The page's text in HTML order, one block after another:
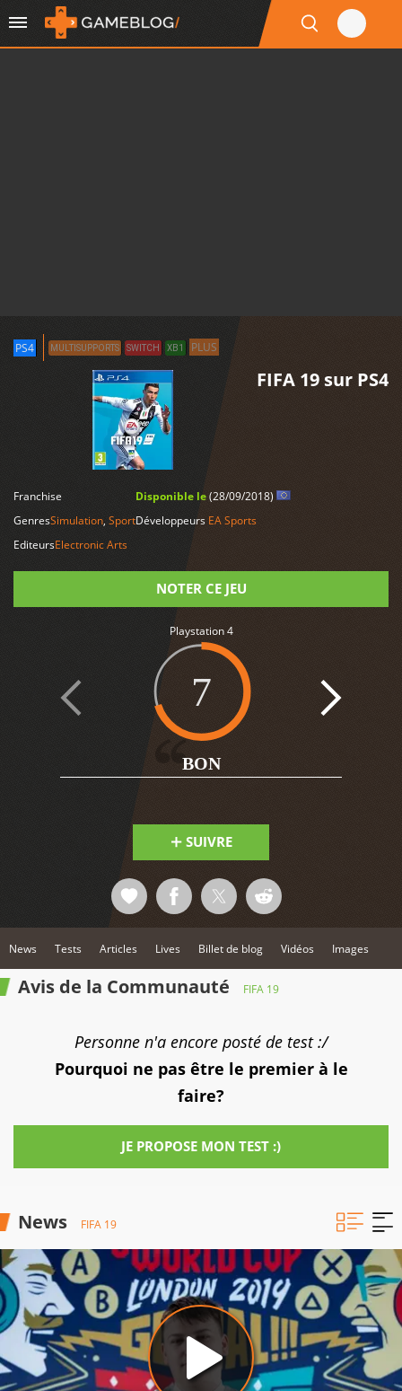
PS4 MULTISUPPORTS SWITCH XB1 PLUS
FIFA 19 sur PS4
Franchise
GenresSimulation, Sport
EditeursElectronic Arts
Disponible le(28/09/2018)
Développeurs EA Sports
NOTER CE JEU
Playstation 4
7
BON
SUIVRE
News Tests Articles Lives Billet de blog Vidéos Images
Avis de la Communauté FIFA 19
Personne n'a encore posté de test :/
Pourquoi ne pas être le premier à le
faire?
JE PROPOSE MON TEST :)
News FIFA 19